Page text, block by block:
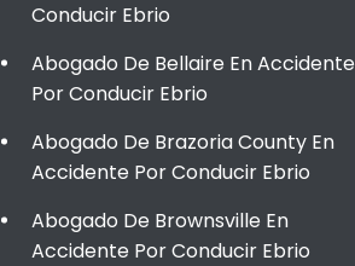
Conducir Ebrio
Abogado De Bellaire En Accidente
Por Conducir Ebrio
Abogado De Brazoria County En
Accidente Por Conducir Ebrio
Abogado De Brownsville En
Accidente Por Conducir Ebrio